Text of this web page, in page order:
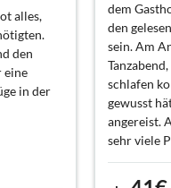
alles,
den
eine
in der
dem
den
sein. Am
schlafen
gewusst
angereist.
sehr viele
erlaubte